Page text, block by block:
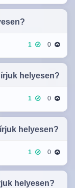
1 0
helyesen?
1 0
helyesen?
1 0
helyesen?